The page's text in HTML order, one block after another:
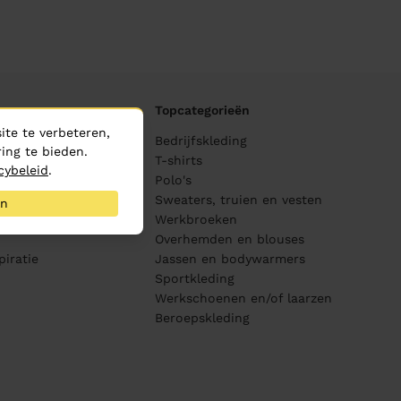
Topcategorieën
Bedrijfskleding
T-shirts
Polo's
Sweaters, truien en vesten
Werkbroeken
Overhemden en blouses
Jassen en bodywarmers
Sportkleding
Werkschoenen en/of laarzen
Beroepskleding
te verbeteren,
te bieden.
.